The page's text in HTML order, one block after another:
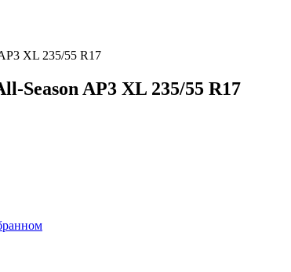
XL 235/55 R17
AP3 XL 235/55 R17